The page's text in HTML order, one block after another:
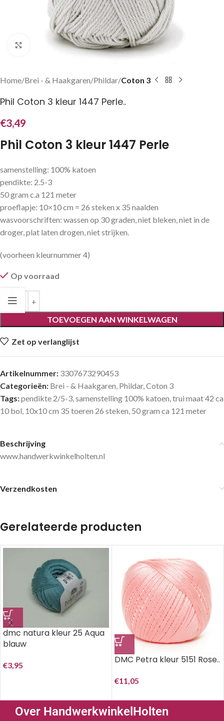
Klik om te vergroten
Home Brei - & Haakgaren Phildar Coton 3
Phil Coton 3 kleur 1447 Perle..
€3,49
Phil Coton 3 kleur 1447 Perle
samenstelling: 100% katoen
pendikte: 2.5-3
50 gram c.a 121 meter
proeflapje: 10×10 cm = 26 steken x 35 naalden
wasvoorschriften: wassen op 30 graden, niet bleken, niet in de
droger, plat laten drogen, niet strijken.
(voorheen kleurnummer 4)
Op voorraad
TOEVOEGEN AAN WINKELWAGEN
Zet op verlanglijst
Artikelnummer: 3307673290453
Categorieën: Brei - & Haakgaren, Phildar,Coton 3
Tags:pendikte 2/5-3,samenstelling 100% katoen,trui maat 42 ca
10 bol, 10x10 cm 35 toeren 26 steken, 50 gram ca 121 meter
Beschrijving
www.handwerkwinkelholten.nl
Verzendkosten
Gerelateerde producten
dmc natura kleur 25 Aqua
blauw
€3,95 DMC Petra kleur 5151 Rose..
€11,05
Over HandwerkwinkelHolten